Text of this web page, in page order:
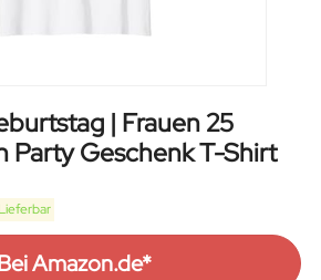
| Frauen 25
Party Geschenk T-Shirt
Lieferbar
Amazon.de*